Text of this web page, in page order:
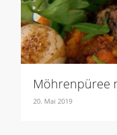
Möhrenpüree
20. Mai 2019